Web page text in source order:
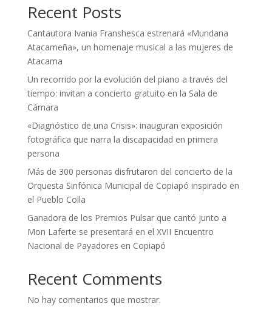
Recent Posts
Cantautora Ivania Franshesca estrenará «Mundana
Atacameña», un homenaje musical a las mujeres de
Atacama
Un recorrido por la evolución del piano a través del
tiempo: invitan a concierto gratuito en la Sala de
Cámara
«Diagnóstico de una Crisis»: inauguran exposición
fotográfica que narra la discapacidad en primera
persona
Más de 300 personas disfrutaron del concierto de la
Orquesta Sinfónica Municipal de Copiapó inspirado en
el Pueblo Colla
Ganadora de los Premios Pulsar que cantó junto a
Mon Laferte se presentará en el XVII Encuentro
Nacional de Payadores en Copiapó
Recent Comments
No hay comentarios que mostrar.